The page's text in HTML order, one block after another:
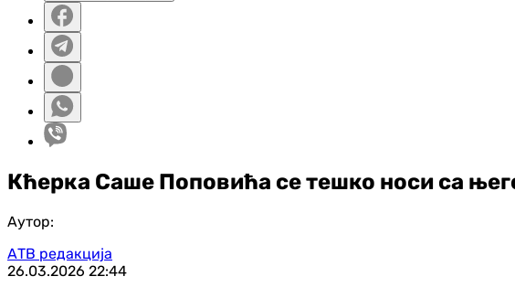
Кћерка Саше Поповића се тешко носи са
Аутор:
АТВ редакција
26.03.2026 22:44